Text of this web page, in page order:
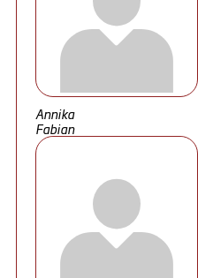
Annika
Fabian